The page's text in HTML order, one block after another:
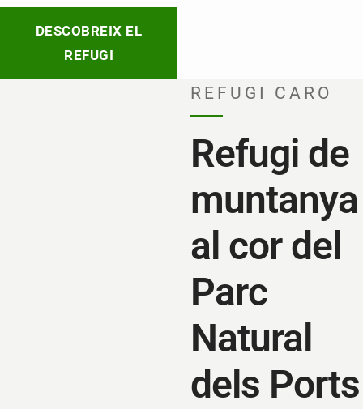
DESCOBREIX EL
REFUGI
REFUGI CARO
Refugi de
muntanya
al cor del
Parc
Natural
dels Ports